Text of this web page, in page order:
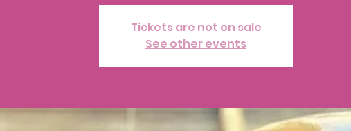
Tickets are not on sale
See other events